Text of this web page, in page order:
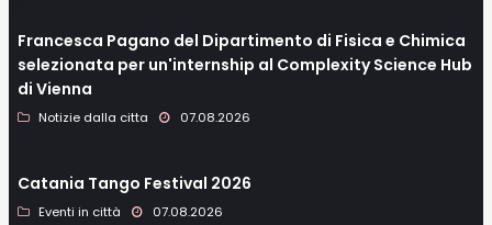
Francesca Pagano del Dipartimento di Fisica e Chimica
selezionata per un'internship al Complexity Science Hub
di Vienna
Notizie dalla citta 07.08.2026
Catania Tango Festival 2026
Eventi in città 07.08.2026